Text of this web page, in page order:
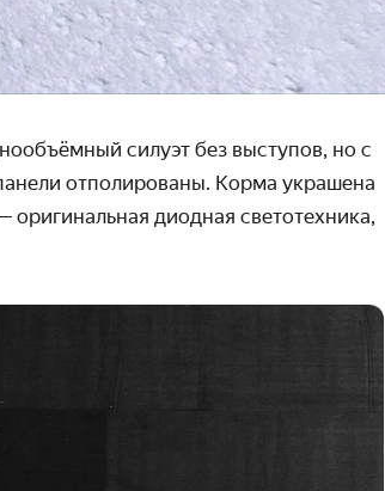
силуэт без выступов, но с
отполированы. Корма украшена
диодная светотехника,